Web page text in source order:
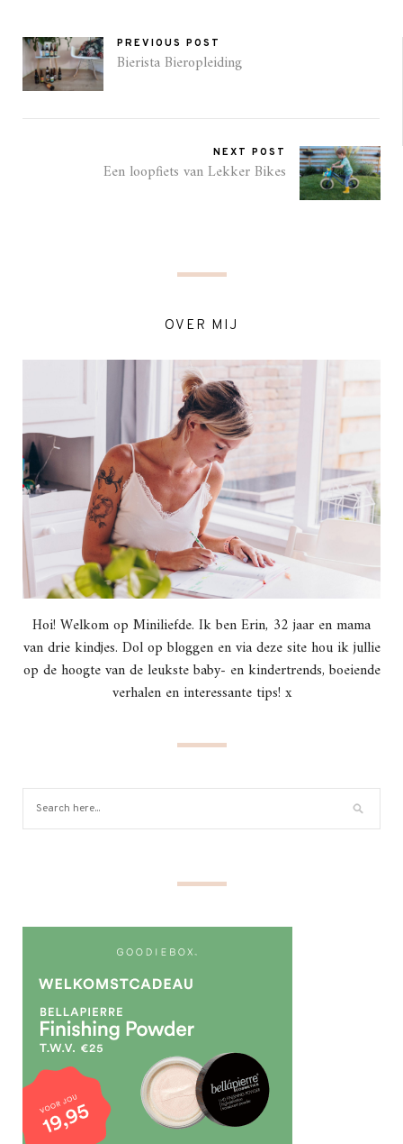
PREVIOUS POST
Bierista Bieropleiding
NEXT POST
Een loopfiets van Lekker Bikes
OVER MIJ
Hoi! Welkom op Miniliefde. Ik ben Erin, 32 jaar en mama
van drie kindjes. Dol op bloggen en via deze site hou ik jullie
op de hoogte van de leukste baby- en kindertrends, boeiende
verhalen en interessante tips! x